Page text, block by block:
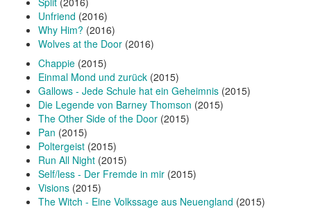
Unfriend (2016)
Why Him? (2016)
Wolves at the Door (2016)
Chappie (2015)
Einmal Mond und zurück (2015)
Gallows - Jede Schule hat ein Geheimnis (2015)
Die Legende von Barney Thomson (2015)
The Other Side of the Door (2015)
Pan (2015)
Poltergeist (2015)
Run All Night (2015)
Self/less - Der Fremde in mir (2015)
Visions (2015)
The Witch - Eine Volkssage aus Neuengland (2015)